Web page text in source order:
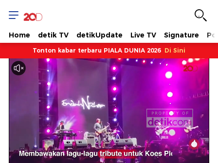
Home detik TV detikUpdate Live TV Signature
Tonton kabar terbaru PIALA DUNIA 2026 Di Sini